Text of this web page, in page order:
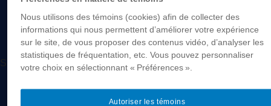
EN
Suivez-nous
Facebook
Nous utilisons des témoins (cookies) afin de collecter des
informations qui nous permettent d’améliorer votre expérience
sur le site, de vous proposer des contenus vidéo, d’analyser les
statistiques de fréquentation, etc. Vous pouvez personnaliser
votre choix en sélectionnant « Préférences ».
Autoriser les témoins